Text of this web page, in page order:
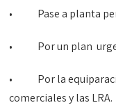
• Pase a planta
• Por un plan
• Por la
comerciales y las LRA.